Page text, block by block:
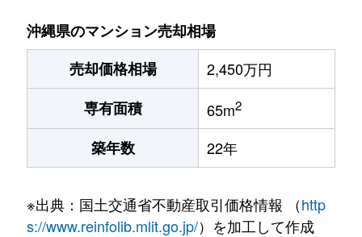
沖縄県のマンション売却相場
売却価格相場
2,450万円
専有面積
65m2
築年数 22年
※出典：国土交通省不動産取引価格情報 （http
s://www.reinfolib.mlit.go.jp/）を加工して作成